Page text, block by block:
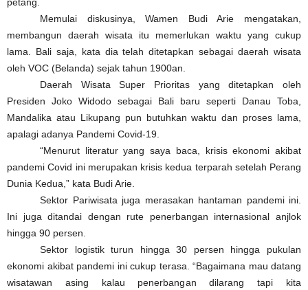
Memulai diskusinya, Wamen Budi Arie mengatakan,
membangun daerah wisata itu memerlukan waktu yang cukup
lama. Bali saja, kata dia telah ditetapkan sebagai daerah wisata
oleh VOC (Belanda) sejak tahun 1900an.
Daerah Wisata Super Prioritas yang ditetapkan oleh
Presiden Joko Widodo sebagai Bali baru seperti Danau Toba,
Mandalika atau Likupang pun butuhkan waktu dan proses lama,
apalagi adanya Pandemi Covid-19.
“Menurut literatur yang saya baca, krisis ekonomi akibat
pandemi Covid ini merupakan krisis kedua terparah setelah Perang
Dunia Kedua,” kata Budi Arie.
Sektor Pariwisata juga merasakan hantaman pandemi ini.
Ini juga ditandai dengan rute penerbangan internasional anjlok
hingga 90 persen.
Sektor logistik turun hingga 30 persen hingga pukulan
ekonomi akibat pandemi ini cukup terasa. “Bagaimana mau datang
wisatawan asing kalau penerbangan dilarang tapi kita